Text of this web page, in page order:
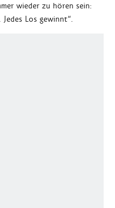
wieder zu hören sein:
Los gewinnt“.